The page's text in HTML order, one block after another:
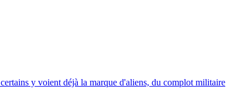
y voient déjà la marque d'aliens, du complot militaire